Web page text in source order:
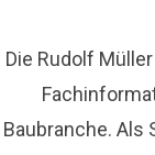
Die Rudolf
Baubranche. Als